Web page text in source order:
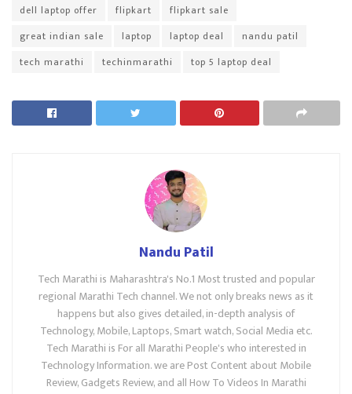
dell laptop offer flipkart
flipkart sale
great indian sale
laptop laptop deal
nandu patil
tech marathi
techinmarathi top 5 laptop deal
Nandu Patil
Tech Marathi is Maharashtra's No.1 Most trusted and popular
regional Marathi Tech channel. We not only breaks news as it
happens but also gives detailed, in-depth analysis of
Technology, Mobile, Laptops, Smart watch, Social Media etc.
Tech Marathi is For all Marathi People's who interested in
Technology Information. we are Post Content about Mobile
Review, Gadgets Review, and all How To Videos In Marathi